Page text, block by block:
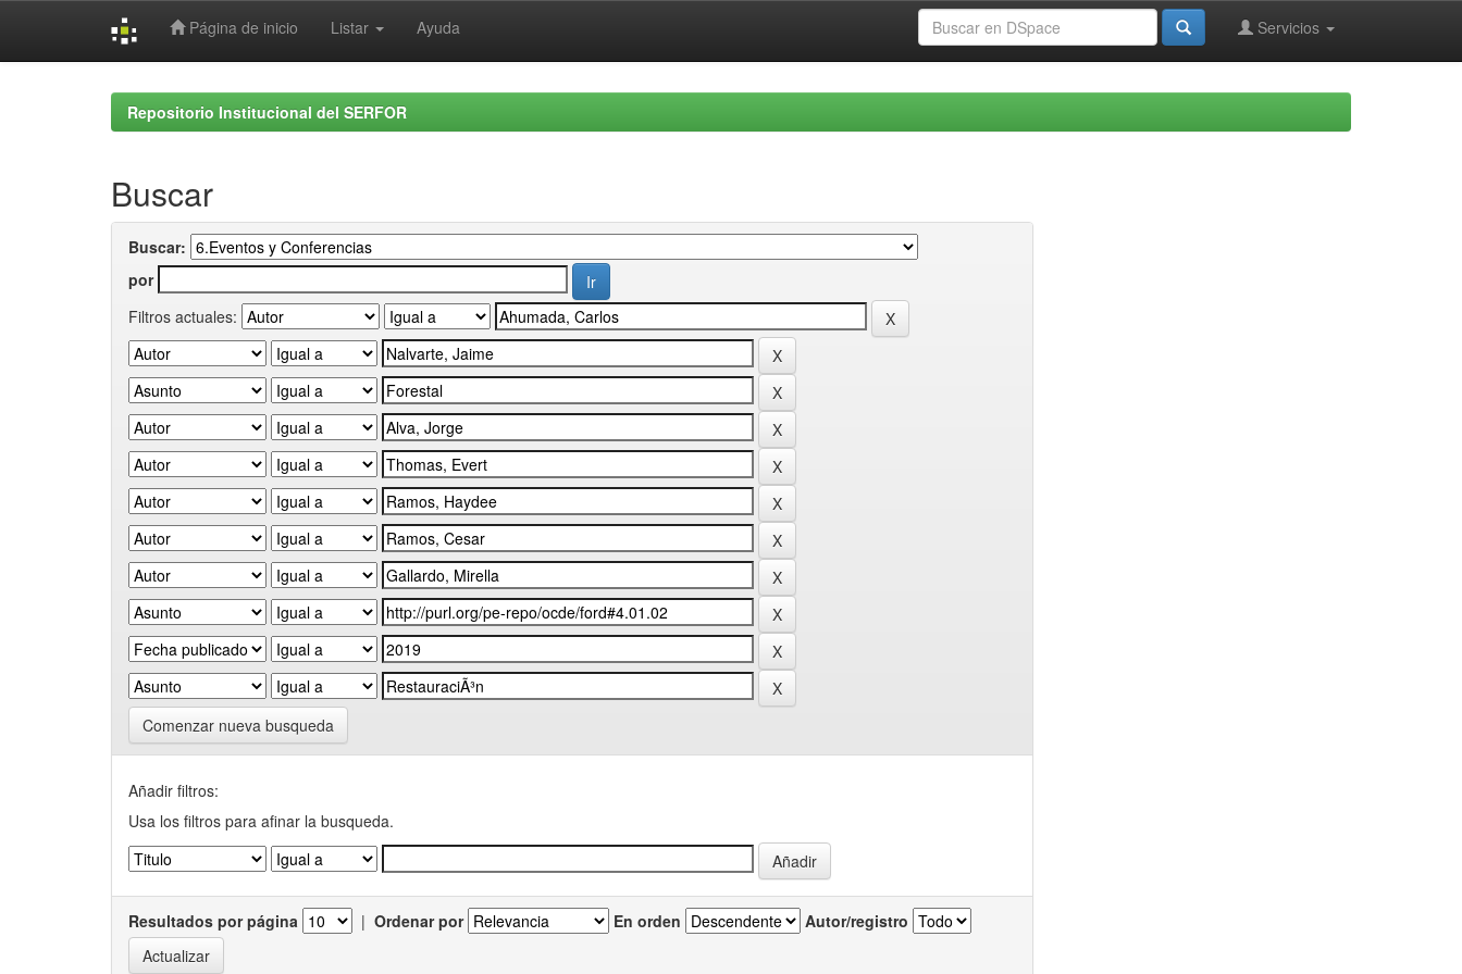
Página de inicio Listar Ayuda Servicios
Repositorio Institucional del SERFOR
Buscar
Buscar:
por
Filtros actuales:
Comenzar nueva busqueda
Añadir filtros:
Usa los filtros para afinar la busqueda.
Resultados por página | Ordenar por En orden Autor/registro